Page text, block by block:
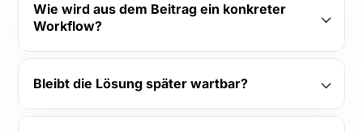
Wie wird aus dem Beitrag ein konkreter
Workflow?
Bleibt die Lösung später wartbar?